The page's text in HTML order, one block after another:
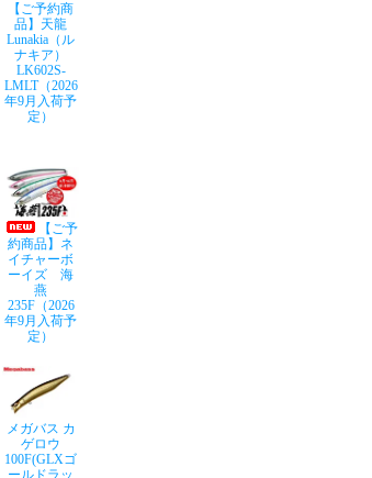
【ご予約商
品】天龍
Lunakia（ル
ナキア）
LK602S-
LMLT（2026
年9月入荷予
定）
【ご予
約商品】ネ
イチャーボ
ーイズ 海
燕
235F（2026
年9月入荷予
定）
メガバス カ
ゲロウ
100F(GLXゴ
ールドラッ